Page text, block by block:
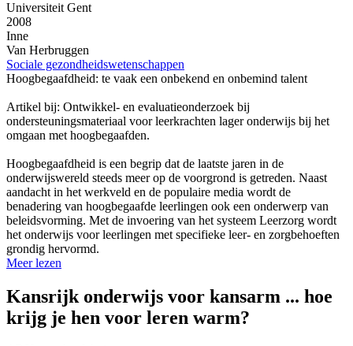
Universiteit Gent
2008
Inne
Van Herbruggen
Sociale gezondheidswetenschappen
Hoogbegaafdheid: te vaak een onbekend en onbemind talent
Artikel bij: Ontwikkel- en evaluatieonderzoek bij
ondersteuningsmateriaal voor leerkrachten lager onderwijs bij het
omgaan met hoogbegaafden.
Hoogbegaafdheid is een begrip dat de laatste jaren in de
onderwijswereld steeds meer op de voorgrond is getreden. Naast
aandacht in het werkveld en de populaire media wordt de
benadering van hoogbegaafde leerlingen ook een onderwerp van
beleidsvorming. Met de invoering van het systeem Leerzorg wordt
het onderwijs voor leerlingen met specifieke leer- en zorgbehoeften
grondig hervormd.
Meer lezen
Kansrijk onderwijs voor kansarm ... hoe
krijg je hen voor leren warm?